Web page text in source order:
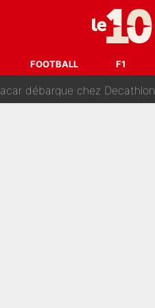
FOOTBALL F1
sont investis» : Pendant que
accèlère sur le mercato :
débarque chez Decathlon-